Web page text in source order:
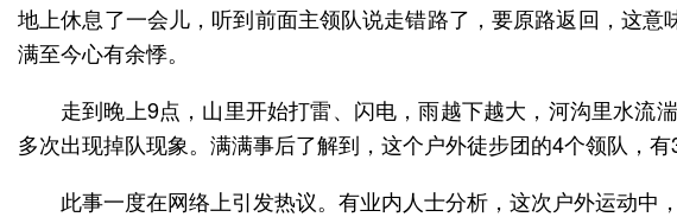
地上休息了一会儿，听到前面主领队说走错路了，要原路返回，这
满至今心有余悸。
走到晚上9点，山里开始打雷、闪电，雨越下越大，河沟里水流
多次出现掉队现象。满满事后了解到，这个户外徒步团的4个领队，
此事一度在网络上引发热议。有业内人士分析，这次户外运动